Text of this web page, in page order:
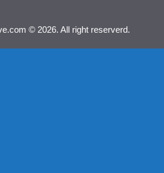
© 2026. All right reserverd.